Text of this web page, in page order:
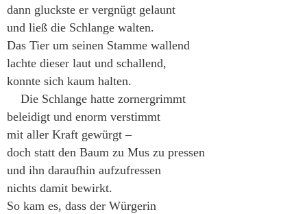
dann gluckste er vergnügt gelaunt
und ließ die Schlange walten.
Das Tier um seinen Stamme wallend
lachte dieser laut und schallend,
konnte sich kaum halten.
Die Schlange hatte zornergrimmt
beleidigt und enorm verstimmt
mit aller Kraft gewürgt –
doch statt den Baum zu Mus zu pressen
und ihn daraufhin aufzufressen
nichts damit bewirkt.
So kam es, dass der Würgerin